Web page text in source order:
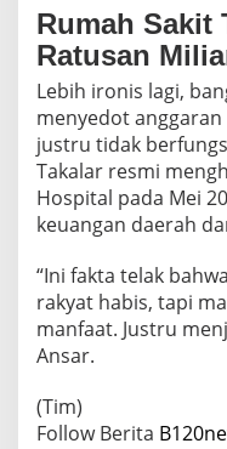
Rumah Sakit
Ratusan
Lebih ironis lagi,
menyedot
justru tidak
Takalar resmi
Hospital pada Mei
keuangan daerah
“Ini fakta telak
rakyat habis, tapi
manfaat. Justru
Ansar.
(Tim)
Follow Berita